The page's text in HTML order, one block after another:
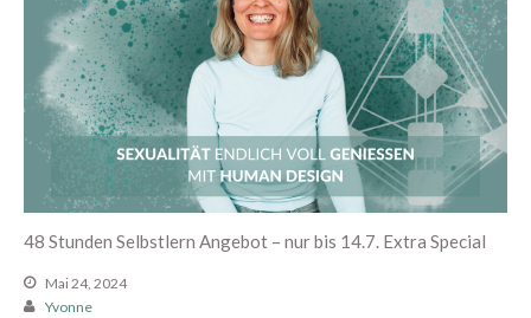
Podcast
Audios & Kurse
Arrival Einstieg
Berührung spüren
Edging erleben
Paar Begegnung
48 Stunden Selbstlern Angebot – nur bis 14.7. Extra Special
Mai 24, 2024
Yvonne